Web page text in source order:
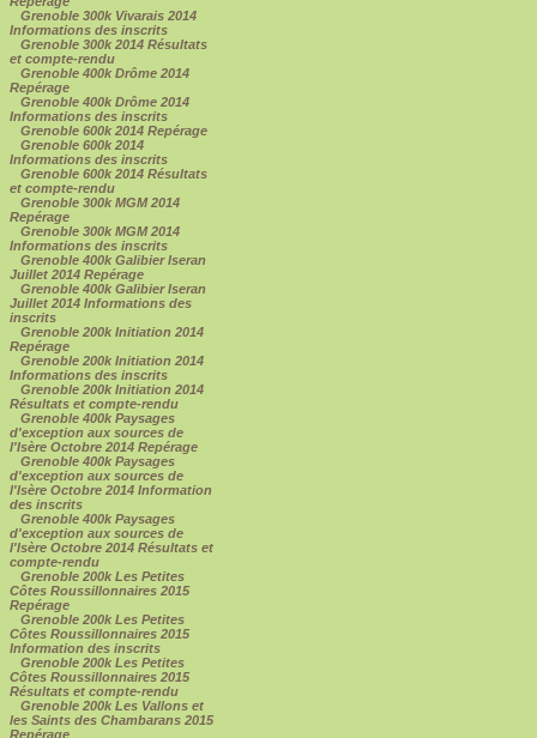
Grenoble 300k Vivarais 2014
Informations des inscrits
Grenoble 300k 2014 Résultats
et compte-rendu
Grenoble 400k Drôme 2014
Repérage
Grenoble 400k Drôme 2014
Informations des inscrits
Grenoble 600k 2014 Repérage
Grenoble 600k 2014
Informations des inscrits
Grenoble 600k 2014 Résultats
et compte-rendu
Grenoble 300k MGM 2014
Repérage
Grenoble 300k MGM 2014
Informations des inscrits
Grenoble 400k Galibier Iseran
Juillet 2014 Repérage
Grenoble 400k Galibier Iseran
Juillet 2014 Informations des
inscrits
Grenoble 200k Initiation 2014
Repérage
Grenoble 200k Initiation 2014
Informations des inscrits
Grenoble 200k Initiation 2014
Résultats et compte-rendu
Grenoble 400k Paysages
d'exception aux sources de
l'Isère Octobre 2014 Repérage
Grenoble 400k Paysages
d'exception aux sources de
l'Isère Octobre 2014 Information
des inscrits
Grenoble 400k Paysages
d'exception aux sources de
l'Isère Octobre 2014 Résultats et
compte-rendu
Grenoble 200k Les Petites
Côtes Roussillonnaires 2015
Repérage
Grenoble 200k Les Petites
Côtes Roussillonnaires 2015
Information des inscrits
Grenoble 200k Les Petites
Côtes Roussillonnaires 2015
Résultats et compte-rendu
Grenoble 200k Les Vallons et
les Saints des Chambarans 2015
Repérage